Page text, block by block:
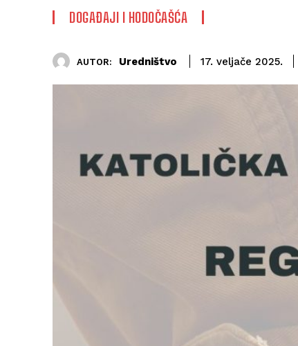
DOGAĐAJI I HODOČAŠĆA
AUTOR: Uredništvo 17. veljače 2025.